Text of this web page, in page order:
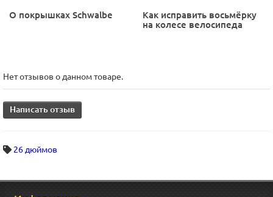
О покрышках Schwalbe
Как исправить восьмёрку
на колесе велосипеда
Нет отзывов о данном товаре.
Написать отзыв
26 дюймов